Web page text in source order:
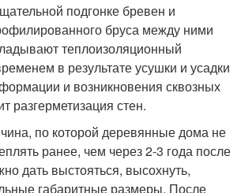
подгонке бревен и
бруса между ними
теплоизоляционный
в результате усушки и усадки
и возникновения сквозных
разгерметизация стен.
по которой деревянные дома не
ранее, чем через 2-3 года после
дать выстояться, высохнуть,
габаритные размеры. После